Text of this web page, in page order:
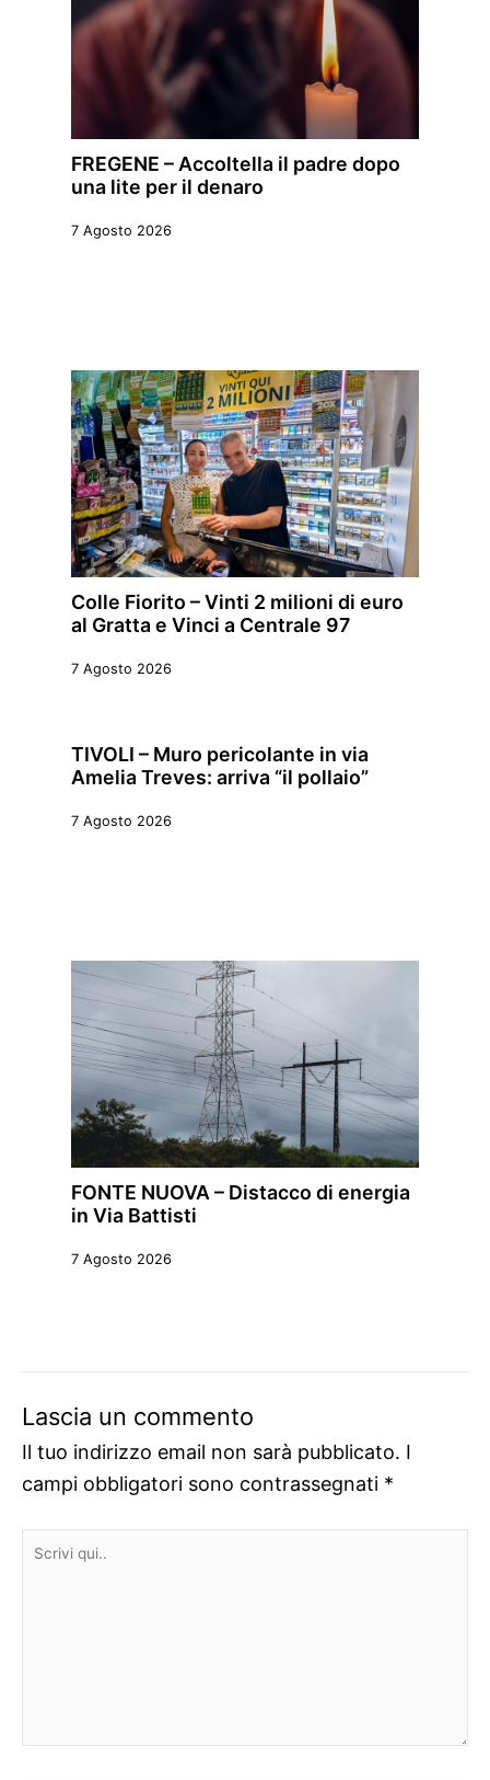
FREGENE – Accoltella il padre dopo
una lite per il denaro
7 Agosto 2026
Colle Fiorito – Vinti 2 milioni di euro
al Gratta e Vinci a Centrale 97
7 Agosto 2026
TIVOLI – Muro pericolante in via
Amelia Treves: arriva “il pollaio”
7 Agosto 2026
FONTE NUOVA – Distacco di energia
in Via Battisti
7 Agosto 2026
Lascia un commento
Il tuo indirizzo email non sarà pubblicato. I
campi obbligatori sono contrassegnati *
Scrivi